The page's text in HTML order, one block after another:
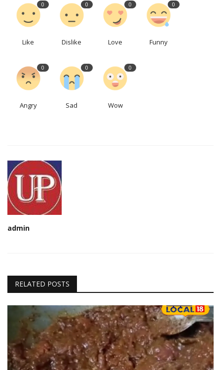
0
Like
0
Dislike
0
Love
0
Funny
0
Angry
0
Sad
0
Wow
admin
RELATED POSTS